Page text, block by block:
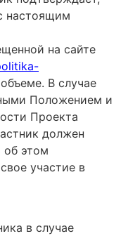
настоящим
на сайте
В случае
Положением и
Проекта
должен
об этом
участие в
в случае